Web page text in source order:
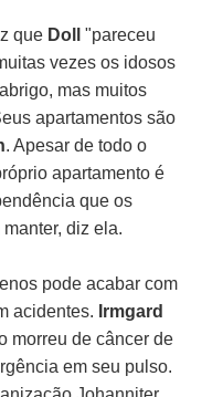
que Doll"pareceu
vezes os idosos
mas muitos
apartamentos são
. Apesar de todo o
apartamento é
que os
diz ela.
pode acabar com
acidentes. Irmgard
morreu de câncer de
em seu pulso.